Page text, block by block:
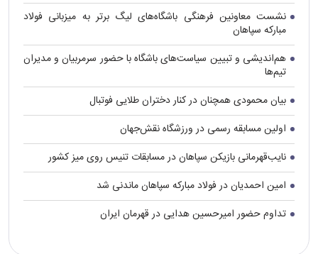
نشست معاونین فرهنگی باشگاه‌های لیگ برتر به میزبانی فولاد
مبارکه سپاهان
هم‌اندیشی و تبیین سیاست‌های باشگاه با حضور سرمربیان و مدیران
تیم‌ها
بیان محمودی همچنان در کنار دختران طلایی فوتبال
اولین مسابقه رسمی در ورزشگاه نقش‌جهان
نایب‌قهرمانی بازیکن سپاهان در مسابقات تنیس روی میز کشور
امین احمدیان در فولاد مبارکه سپاهان ماندنی شد
تداوم حضور امیرحسین هدایی در قهرمان ایران